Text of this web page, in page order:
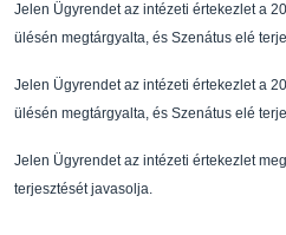
Jelen Ügyrendet az intézeti értekezlet a
ülésén megtárgyalta, és Szenátus elé
Jelen Ügyrendet az intézeti értekezlet a
ülésén megtárgyalta, és Szenátus elé
Jelen Ügyrendet az intézeti értekezlet
terjesztését javasolja.